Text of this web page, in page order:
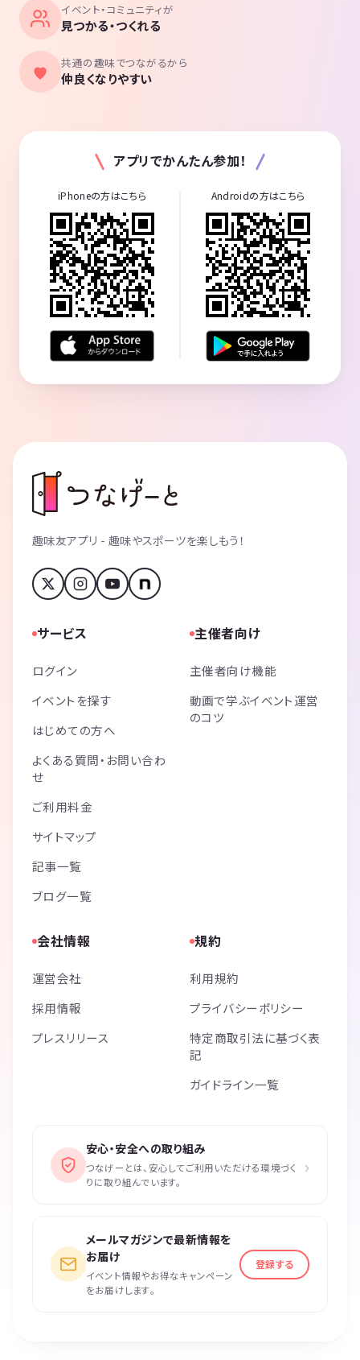
イベント・コミュニティが
見つかる・つくれる
共通の趣味でつながるから
仲良くなりやすい
アプリでかんたん参加！
iPhoneの方はこちら Androidの方はこちら
趣味友アプリ - 趣味やスポーツを楽しもう！
サービス
ログイン
イベントを探す
はじめての方へ
よくある質問・お問い合わ
せ
ご利用料金
サイトマップ
記事一覧
ブログ一覧
主催者向け
主催者向け機能
動画で学ぶイベント運営
のコツ
会社情報
運営会社
採用情報
プレスリリース
規約
利用規約
プライバシーポリシー
特定商取引法に基づく表
記
ガイドライン一覧
安心・安全への取り組み
つなげーとは、安心してご利用いただける環境づく
りに取り組んでいます。
›
メールマガジンで最新情報を
お届け
イベント情報やお得なキャンペーン
をお届けします。
登録する